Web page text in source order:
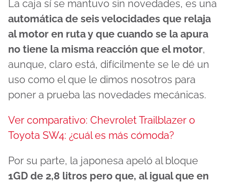
La caja sí se mantuvo sin novedades, es una
automática de seis velocidades que relaja
al motor en ruta y que cuando se la apura
no tiene la misma reacción que el motor,
aunque, claro está, difícilmente se le dé un
uso como el que le dimos nosotros para
poner a prueba las novedades mecánicas.
Ver comparativo: Chevrolet Trailblazer o
Toyota SW4: ¿cuál es más cómoda?
Por su parte, la japonesa apeló al bloque
1GD de 2,8 litros pero que, al igual que en